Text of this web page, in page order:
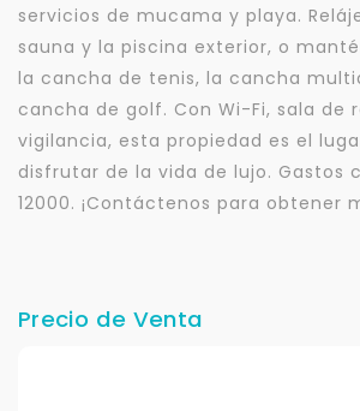
servicios de mucama y playa.
sauna y la piscina exterior, o
la cancha de tenis, la cancha
cancha de golf. Con Wi-Fi, sala de
vigilancia, esta propiedad es el
disfrutar de la vida de lujo. Gastos
12000. ¡Contáctenos para obtener
Precio de Venta